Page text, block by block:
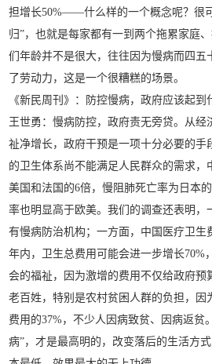
担增长50%——什么样的一个概念呢？很
归”，也就是每家都有一到两个拖累家庭
们年龄并不是很大，往往因为慢病而四五
了劳动力，这是一个很糟糕的场景。
《新民周刊》：防控慢病，政府应该起到
王世勇：慢病防控，政府责无旁贷。从经
祉净增长，政府干预是一项十分必要的手
的卫生体系尚不能满足人民群众的需求，
美国和法国的6倍，慢阻肺死亡率为日本
率也明显高于欧美。我们的调查还表明，
有慢病防治机构；一方面，中国医疗卫生
年内，卫生总费用可能会进一步增长70%
会的福祉，因为激增的费用不仅给政府预
老百姓，特别是农村贫困人群的负担，因
费用的37%，不少人因病致贫、因病返贫
病”，才是最高明的，改变落后的生活方